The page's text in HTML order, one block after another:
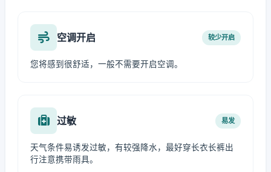
空调开启 较少开启
您将感到很舒适，一般不需要开启空调。
过敏 易发
天气条件易诱发过敏，有较强降水，最好穿长衣长裤出
行注意携带雨具。